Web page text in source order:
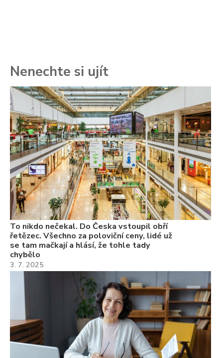
Nenechte si ujít
To nikdo nečekal. Do Česka vstoupil obří
řetězec. Všechno za poloviční ceny, lidé už
se tam mačkají a hlásí, že tohle tady
chybělo
3. 7. 2025